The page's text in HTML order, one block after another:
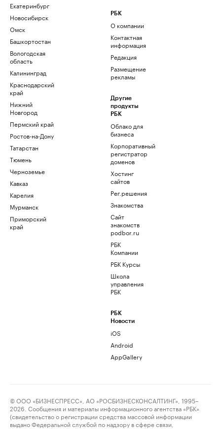
Екатеринбург
Новосибирск
Омск
Башкортостан
Вологодская
область
Калининград
Краснодарский
край
Нижний
Новгород
Пермский край
Ростов-на-Дону
Татарстан
Тюмень
Черноземье
Кавказ
Карелия
Мурманск
Приморский
край
РБК
О компании
Контактная
информация
Редакция
Размещение
рекламы
Другие
продукты
РБК
Облако для
бизнеса
Корпоративный
регистратор
доменов
Хостинг
сайтов
Рег.решения
Знакомства
Сайт
знакомств
podbor.ru
РБК
Компании
РБК Курсы
Школа
управления
РБК
РБК
Новости
iOS
Android
AppGallery
© ООО «БИЗНЕСПРЕСС», АО «РОСБИЗНЕСКОНСАЛТИНГ», 1995–
2026. Сообщения и материалы информационного агентства «РБК»
(свидетельство о регистрации средства массовой информации
выдано Федеральной службой по надзору в сфере связи,